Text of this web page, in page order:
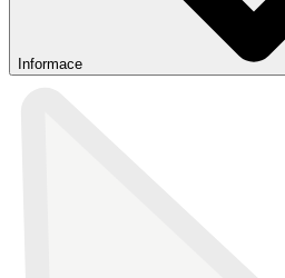
Informace